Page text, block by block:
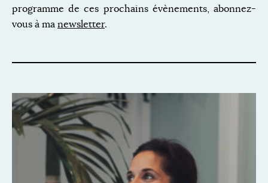
programme de ces prochains évènements, abonnez-
vous à ma newsletter.